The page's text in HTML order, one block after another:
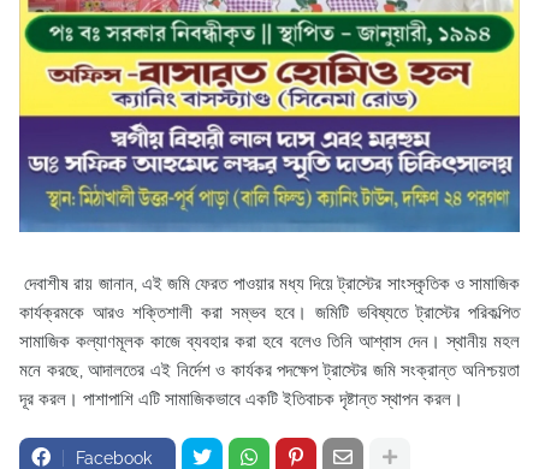
দেবাশীষ রায় জানান, এই জমি ফেরত পাওয়ার মধ্য দিয়ে ট্রাস্টের সাংস্কৃতিক ও সামাজিক
কার্যক্রমকে আরও শক্তিশালী করা সম্ভব হবে। জমিটি ভবিষ্যতে ট্রাস্টের পরিকল্পিত
সামাজিক কল্যাণমূলক কাজে ব্যবহার করা হবে বলেও তিনি আশ্বাস দেন। স্থানীয় মহল
মনে করছে, আদালতের এই নির্দেশ ও কার্যকর পদক্ষেপ ট্রাস্টের জমি সংক্রান্ত অনিশ্চয়তা
দূর করল। পাশাপাশি এটি সামাজিকভাবে একটি ইতিবাচক দৃষ্টান্ত স্থাপন করল।
Facebook